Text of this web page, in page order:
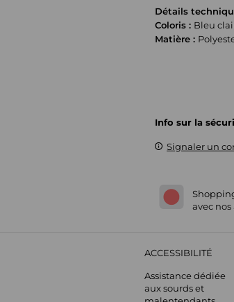
Détails
Coloris : Bleu
Matière :
Info sur la
Signaler un
avec
ACCESSIBILITÉ
Assistance dédiée
aux sourds et